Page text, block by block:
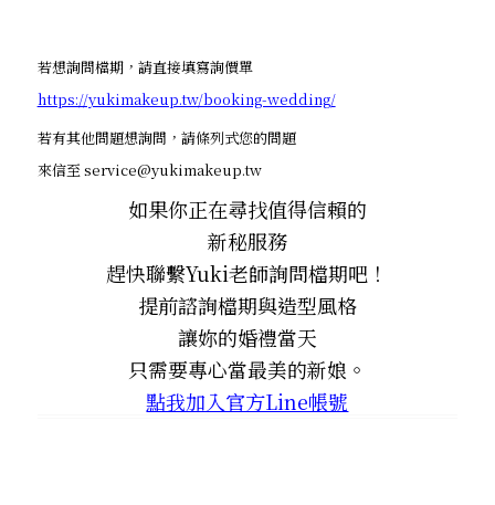
若想詢問檔期，請直接填寫詢價單
https://yukimakeup.tw/booking-wedding/
若有其他問題想詢問，請條列式您的問題
來信至 service@yukimakeup.tw
如果你正在尋找值得信賴的
新秘服務
趕快聯繫Yuki老師詢問檔期吧！
提前諮詢檔期與造型風格
讓妳的婚禮當天
只需要專心當最美的新娘。
點我加入官方Line帳號